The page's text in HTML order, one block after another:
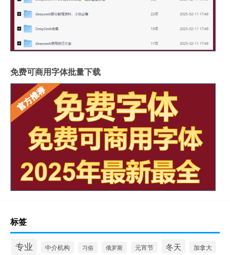
免费可商用字体批量下载
标签
专业 中介机构 习俗 俄罗斯 元宵节 冬天 加拿大